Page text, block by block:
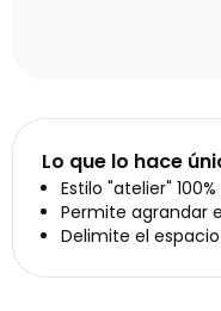
Lo que lo hace
Estilo "atelier"
Permite agrandar
Delimite el